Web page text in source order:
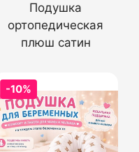
Подушка
ортопедическая
плюш сатин
-10%